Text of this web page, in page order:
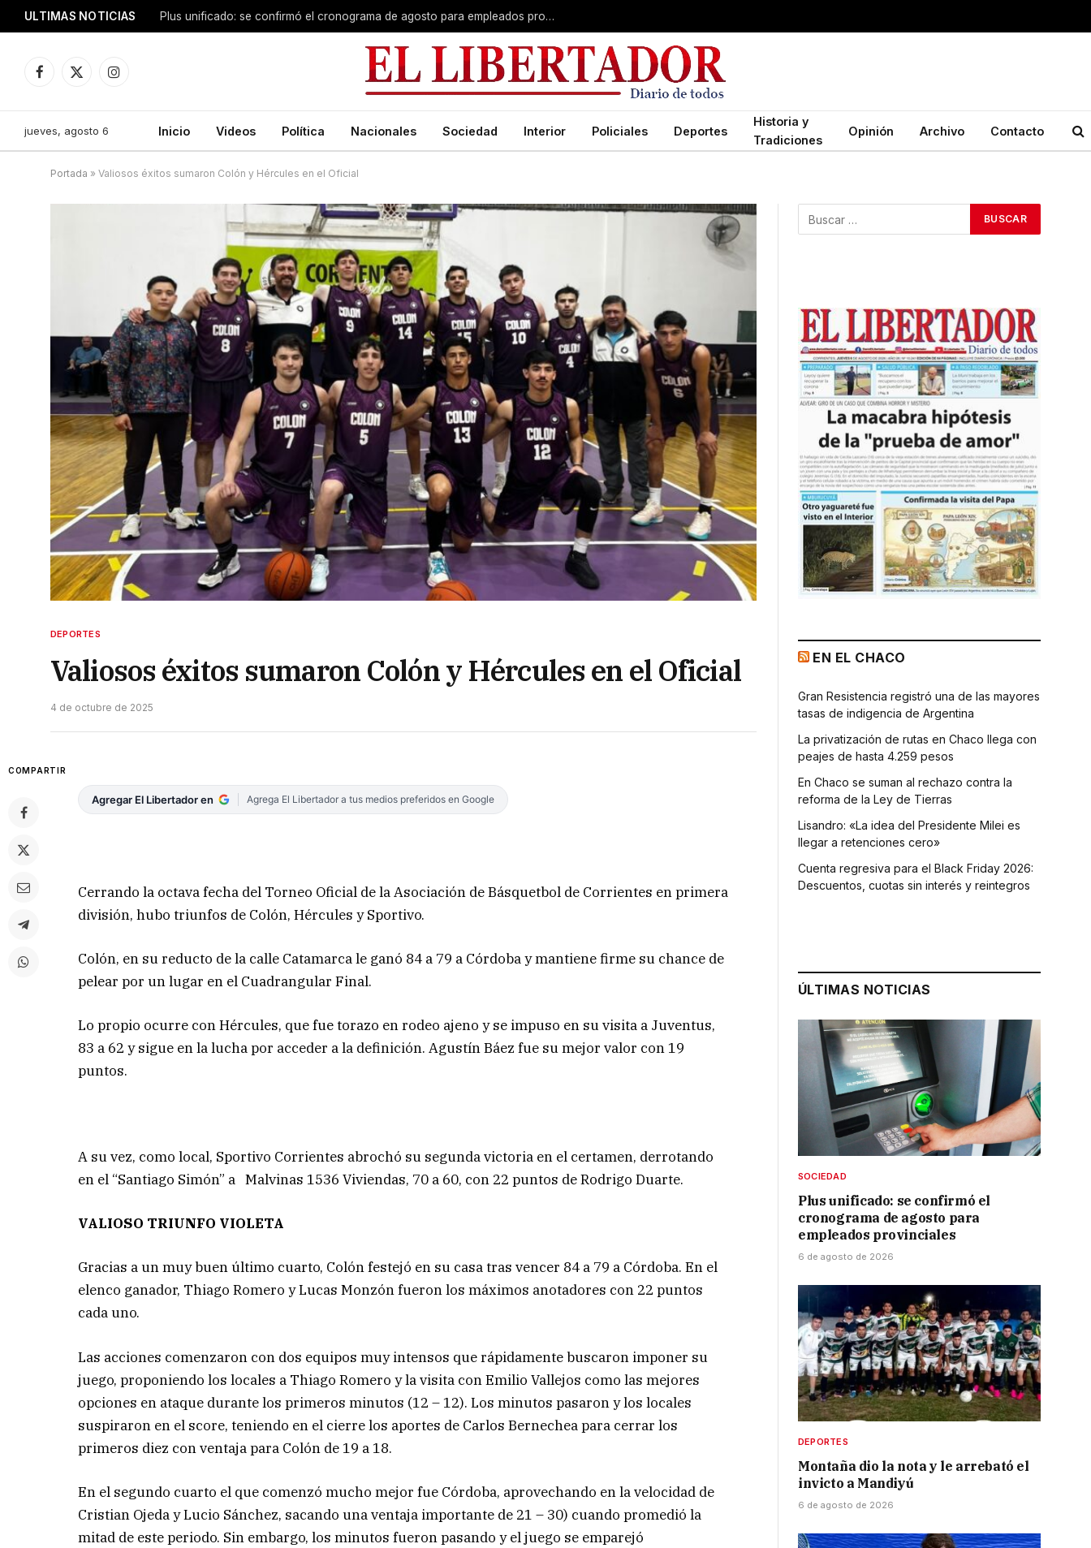
ULTIMAS NOTICIAS Plus unificado: se confirmó el cronograma de agosto para empleados provinciales
Facebook
X
Instagram
jueves, agosto 6 Inicio Videos Política Nacionales Sociedad Interior Policiales Deportes
Historia y
Tradiciones
Opinión Archivo Contacto
Portada » Valiosos éxitos sumaron Colón y Hércules en el Oficial
DEPORTES
Valiosos éxitos sumaron Colón y Hércules en el Oficial
4 de octubre de 2025
COMPARTIR
Agregar El Libertador en Agrega El Libertador a tus medios preferidos en Google
Cerrando la octava fecha del Torneo Oficial de la Asociación de Básquetbol de Corrientes en primera
división, hubo triunfos de Colón, Hércules y Sportivo.
Colón, en su reducto de la calle Catamarca le ganó 84 a 79 a Córdoba y mantiene firme su chance de
pelear por un lugar en el Cuadrangular Final.
Lo propio ocurre con Hércules, que fue torazo en rodeo ajeno y se impuso en su visita a Juventus,
83 a 62 y sigue en la lucha por acceder a la definición. Agustín Báez fue su mejor valor con 19
puntos.
A su vez, como local, Sportivo Corrientes abrochó su segunda victoria en el certamen, derrotando
en el “Santiago Simón” a Malvinas 1536 Viviendas, 70 a 60, con 22 puntos de Rodrigo Duarte.
VALIOSO TRIUNFO VIOLETA
Gracias a un muy buen último cuarto, Colón festejó en su casa tras vencer 84 a 79 a Córdoba. En el
elenco ganador, Thiago Romero y Lucas Monzón fueron los máximos anotadores con 22 puntos
cada uno.
Las acciones comenzaron con dos equipos muy intensos que rápidamente buscaron imponer su
juego, proponiendo los locales a Thiago Romero y la visita con Emilio Vallejos como las mejores
opciones en ataque durante los primeros minutos (12 – 12). Los minutos pasaron y los locales
suspiraron en el score, teniendo en el cierre los aportes de Carlos Bernechea para cerrar los
primeros diez con ventaja para Colón de 19 a 18.
En el segundo cuarto el que comenzó mucho mejor fue Córdoba, aprovechando en la velocidad de
Cristian Ojeda y Lucio Sánchez, sacando una ventaja importante de 21 – 30) cuando promedió la
mitad de este periodo. Sin embargo, los minutos fueron pasando y el juego se emparejó
EN EL CHACO
Gran Resistencia registró una de las mayores
tasas de indigencia de Argentina
La privatización de rutas en Chaco llega con
peajes de hasta 4.259 pesos
En Chaco se suman al rechazo contra la
reforma de la Ley de Tierras
Lisandro: «La idea del Presidente Milei es
llegar a retenciones cero»
Cuenta regresiva para el Black Friday 2026:
Descuentos, cuotas sin interés y reintegros
ÚLTIMAS NOTICIAS
SOCIEDAD
Plus unificado: se confirmó el
cronograma de agosto para
empleados provinciales
6 de agosto de 2026
DEPORTES
Montaña dio la nota y le arrebató el
invicto a Mandiyú
6 de agosto de 2026